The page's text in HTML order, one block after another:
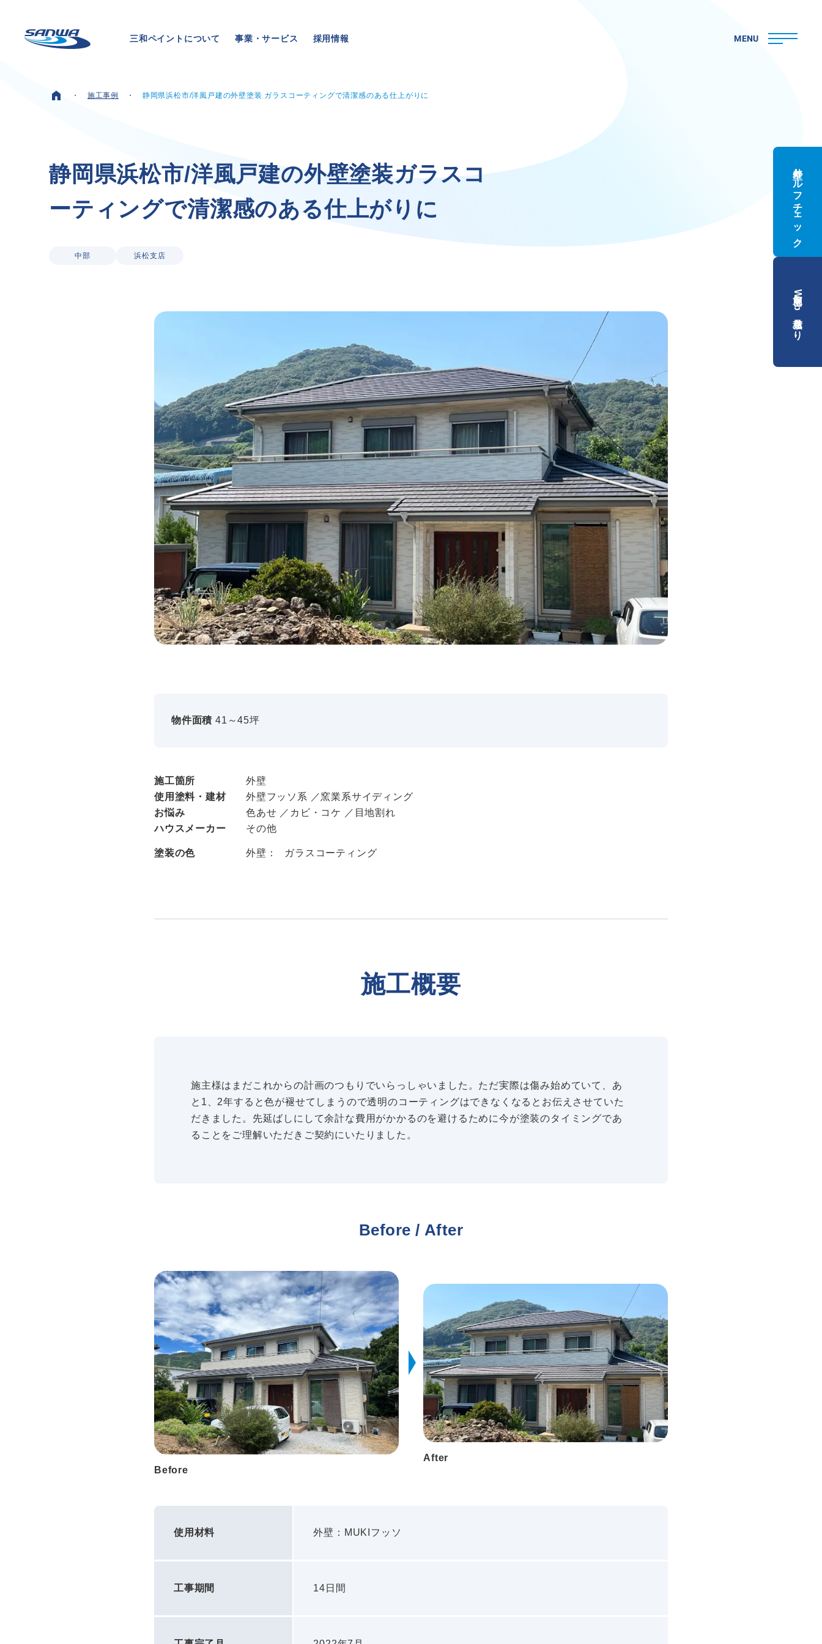
三和ペイントについて 事業・サービス 採用情報 MENU
三和ペイントについて
理念
代表メッセージ
拠点一覧
事業・サービス
外壁塗装
屋根塗装
採用情報
よくある質問 お問い合わせ
資料請求
簡単Web見積もり（無料）
現地診断見積もり（無料）
無料点検
施工パートナー募集
総合お問い合わせ
プライバシーポリシー コミュニティガイドライン AIポリシー 特定商取引法に基づく表記
施工事例 静岡県浜松市/洋風戸建の外壁塗装 ガラスコーティングで清潔感のある仕上がりに
静岡県浜松市/洋風戸建の外壁塗装ガラスコ
ーテ ィ ングで清潔感のある仕上がり に
中部 浜松支店
物件面積 41～45坪
施工箇所
外壁
使用塗料・建材
外壁フッソ系 ／窯業系サイディング
お悩み
色あせ ／カビ・コケ ／目地割れ
ハウスメーカー
その他
塗装の色 外壁： ガラスコーティング
施工概要
施主様はまだこれからの計画のつもりでいらっしゃいました。ただ実際は傷み始めていて、あ
と1、2年すると色が褪せてしまうので透明のコーティングはできなくなるとお伝えさせていた
だきました。先延ばしにして余計な費用がかかるのを避けるために今が塗装のタイミングであ
ることをご理解いただきご契約にいたりました。
Before / After
Before
After
使用材料 外壁：MUKIフッソ
工事期間 14日間
外壁セルフチェック
簡単Web見積もり